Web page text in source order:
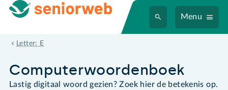
Menu
Letter: E
extern apparaat
Computer­woordenboek
Lastig digitaal woord gezien? Zoek hier de betekenis op.